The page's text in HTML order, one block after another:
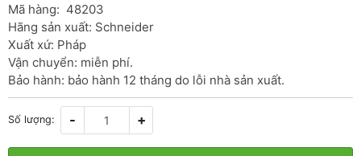
Mã hàng:  48203
Hãng sản xuất: Schneider
Xuất xứ: Pháp
Vận chuyển: miễn phí.
Bảo hành: bảo hành 12 tháng do lỗi nhà sản xuất.
Số lượng: - +